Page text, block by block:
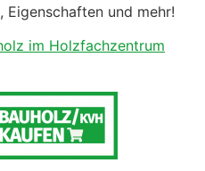
und mehr!
im Holzfachzentrum